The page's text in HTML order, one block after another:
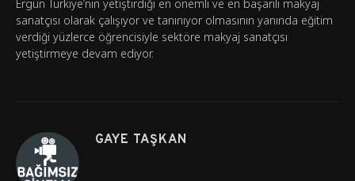
Ergün Türkiye’nin yetiştirdiği en önemli ve en başarılı makyaj
sanatçısı olarak çalışıyor ve tanınıyor olmasının yanında eğitim
verdiği yüzlerce öğrencisiyle sektöre makyaj sanatçısı
yetiştirmeye devam ediyor.
GAYE TAŞKAN